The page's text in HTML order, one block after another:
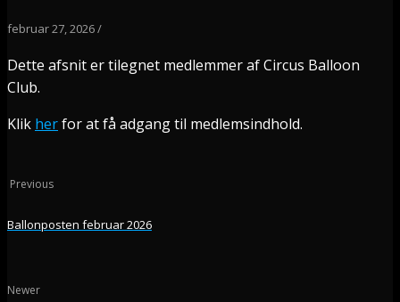
februar 27, 2026/
Dette afsnit er tilegnet medlemmer af Circus Balloon
Club.
Klik herfor at få adgang til medlemsindhold.
Previous
Ballonposten februar 2026
Newer